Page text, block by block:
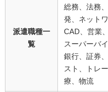
派遣職種一
覧
総務、法務
発、ネット
CAD、営業、
スーパーバ
銀行、証券
スト、トレ
療、物流